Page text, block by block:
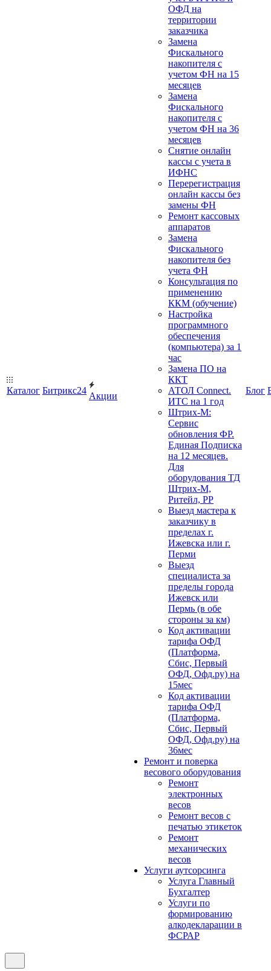
Каталог Битрикс24
Акции
ОФД на
территории
заказчика
Замена
Фискального
накопителя с
учетом ФН на 15
месяцев
Замена
Фискального
накопителя с
учетом ФН на 36
месяцев
Снятие онлайн
кассы с учета в
ИФНС
Перерегистрация
онлайн кассы без
замены ФН
Ремонт кассовых
аппаратов
Замена
Фискального
накопителя без
учета ФН
Консультация по
применению
ККМ (обучение)
Настройка
программного
обеспечения
(компьютера) за 1
час
Замена ПО на
ККТ
АТОЛ Connect.
ИТС на 1 год
Штрих-М:
Сервис
обновления ФР.
Единая Подписка
на 12 месяцев.
Для
оборудования ТД
Штрих-М,
Ритейл, РР
Выезд мастера к
заказчику в
пределах г.
Ижевска или г.
Перми
Выезд
специалиста за
пределы города
Ижевск или
Пермь (в обе
стороны за км)
Код активации
тарифа ОФД
(Платформа,
Сбис, Первый
ОФД, Офд.ру) на
15мес
Код активации
тарифа ОФД
(Платформа,
Сбис, Первый
ОФД, Офд.ру) на
36мес
Ремонт и поверка
весового оборудования
Ремонт
электронных
весов
Ремонт весов с
печатью этикеток
Ремонт
механических
весов
Услуги аутсорсинга
Услуга Главный
Бухгалтер
Услуги по
формированию
алкодекларации в
ФСРАР
Блог